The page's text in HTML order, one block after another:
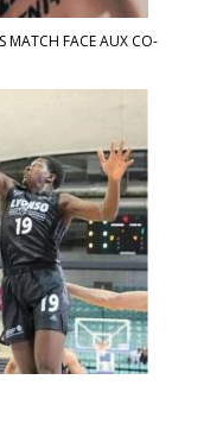
MATCH FACE AUX CO-